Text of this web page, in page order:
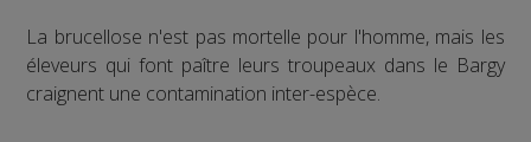
La brucellose n'est pas mortelle pour l'homme, mais les
éleveurs qui font paître leurs troupeaux dans le Bargy
craignent une contamination inter-espèce.